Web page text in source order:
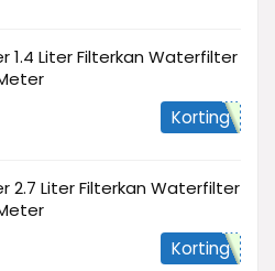
1.4 Liter Filterkan Waterfilter
Korting
2.7 Liter Filterkan Waterfilter
Korting